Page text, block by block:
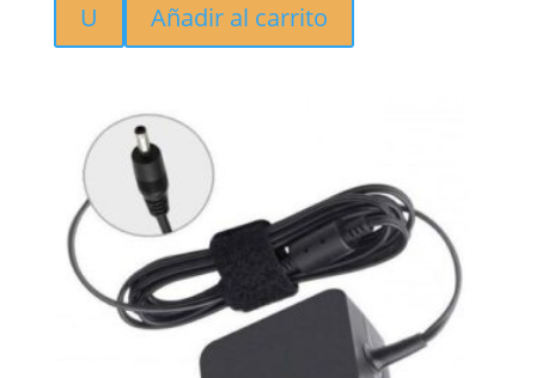
U Añadir al carrito